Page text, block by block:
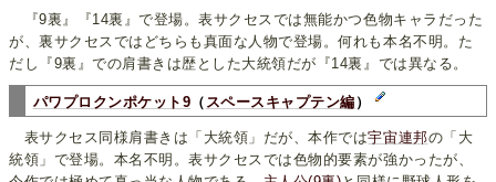
『9裏』『14裏』で登場。表サクセスでは無能かつ色物キャラだった
が、裏サクセスではどちらも真面な人物で登場。何れも本名不明。た
だし『9裏』での肩書きは歴とした大統領だが『14裏』では異なる。
パワプロクンポケット9 （ スペースキャプテン編 ）
表サクセス同様肩書きは「大統領」だが、本作では宇宙連邦の「大
統領」で登場。本名不明。表サクセスでは色物的要素が強かったが、